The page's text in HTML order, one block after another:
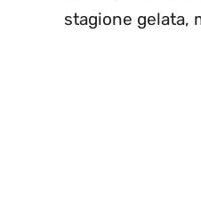
stagione gelata,